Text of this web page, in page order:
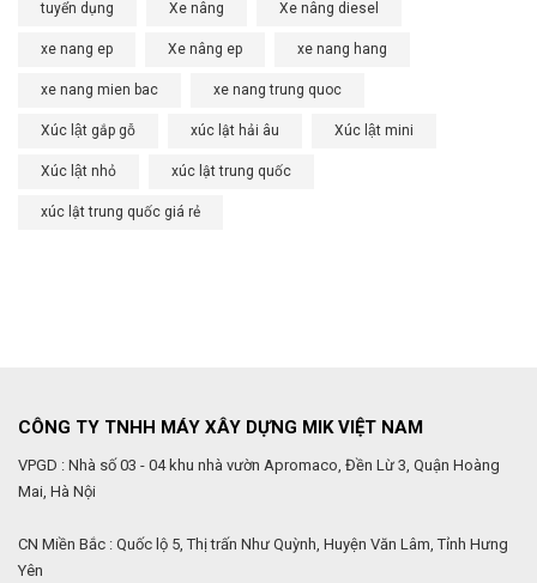
tuyển dụng Xe nâng Xe nâng diesel
xe nang ep Xe nâng ep xe nang hang
xe nang mien bac xe nang trung quoc
Xúc lật gắp gỗ xúc lật hải âu Xúc lật mini
Xúc lật nhỏ xúc lật trung quốc
xúc lật trung quốc giá rẻ
CÔNG TY TNHH MÁY XÂY DỰNG MIK VIỆT NAM
VPGD : Nhà số 03 - 04 khu nhà vườn Apromaco, Đền Lừ 3, Quận Hoàng
Mai, Hà Nội
CN Miền Bắc : Quốc lộ 5, Thị trấn Như Quỳnh, Huyện Văn Lâm, Tỉnh Hưng
Yên